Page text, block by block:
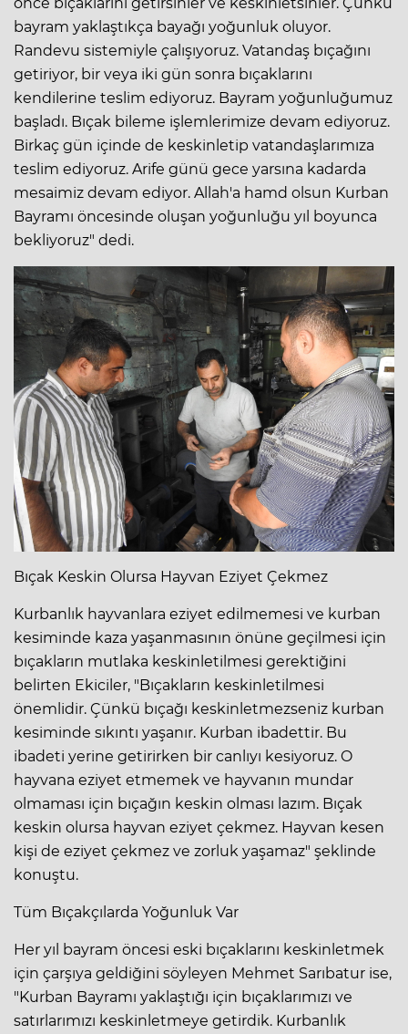
bayram yaklaştıkça bayağı yoğunluk oluyor.
Randevu sistemiyle çalışıyoruz. Vatandaş bıçağını
getiriyor, bir veya iki gün sonra bıçaklarını
kendilerine teslim ediyoruz. Bayram yoğunluğumuz
başladı. Bıçak bileme işlemlerimize devam ediyoruz.
Birkaç gün içinde de keskinletip vatandaşlarımıza
teslim ediyoruz. Arife günü gece yarsına kadarda
mesaimiz devam ediyor. Allah'a hamd olsun Kurban
Bayramı öncesinde oluşan yoğunluğu yıl boyunca
bekliyoruz" dedi.
Bıçak Keskin Olursa Hayvan Eziyet Çekmez
Kurbanlık hayvanlara eziyet edilmemesi ve kurban
kesiminde kaza yaşanmasının önüne geçilmesi için
bıçakların mutlaka keskinletilmesi gerektiğini
belirten Ekiciler, "Bıçakların keskinletilmesi
önemlidir. Çünkü bıçağı keskinletmezseniz kurban
kesiminde sıkıntı yaşanır. Kurban ibadettir. Bu
ibadeti yerine getirirken bir canlıyı kesiyoruz. O
hayvana eziyet etmemek ve hayvanın mundar
olmaması için bıçağın keskin olması lazım. Bıçak
keskin olursa hayvan eziyet çekmez. Hayvan kesen
kişi de eziyet çekmez ve zorluk yaşamaz" şeklinde
konuştu.
Tüm Bıçakçılarda Yoğunluk Var
Her yıl bayram öncesi eski bıçaklarını keskinletmek
için çarşıya geldiğini söyleyen Mehmet Sarıbatur ise,
"Kurban Bayramı yaklaştığı için bıçaklarımızı ve
satırlarımızı keskinletmeye getirdik. Kurbanlık